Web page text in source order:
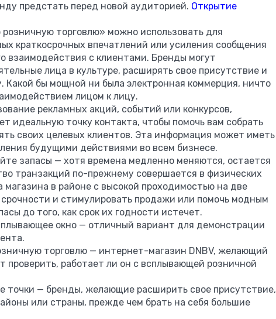
предстать перед новой аудиторией. Открытие
торговлю» можно использовать для
краткосрочных впечатлений или усиления сообщения
взаимодействия с клиентами. Бренды могут
лица в культуре, расширять свое присутствие и
Какой бы мощной ни была электронная коммерция, ничто
лицом к лицу.
рекламных акций, событий или конкурсов,
идеальную точку контакта, чтобы помочь вам собрать
своих целевых клиентов. Эта информация может иметь
будущими действиями во всем бизнесе.
запасы — хотя времена медленно меняются, остается
транзакций по-прежнему совершается в физических
в районе с высокой проходимостью на две
и стимулировать продажи или помочь модным
до того, как срок их годности истечет.
окно — отличный вариант для демонстрации
торговлю — интернет-магазин DNBV, желающий
работает ли он с всплывающей розничной
точки — бренды, желающие расширить свое присутствие,
или страны, прежде чем брать на себя большие